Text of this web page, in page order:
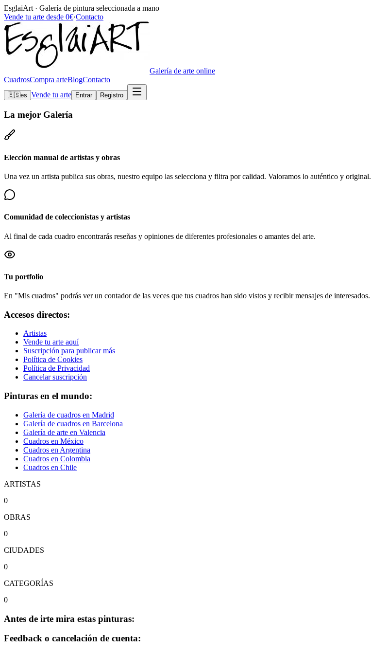
EsglaiArt · Galería de pintura seleccionada a mano
Vende tu arte desde 0€·Contacto
Galería de arte online
CuadrosCompra arteBlogContacto
🇪🇸es Vende tu arte Entrar Registro
La mejor Galería
Elección manual de artistas y obras
Una vez un artista publica sus obras, nuestro equipo las selecciona y filtra por calidad. Valoramos lo auténtico y original.
Comunidad de coleccionistas y artistas
Al final de cada cuadro encontrarás reseñas y opiniones de diferentes profesionales o amantes del arte.
Tu portfolio
En "Mis cuadros" podrás ver un contador de las veces que tus cuadros han sido vistos y recibir mensajes de interesados.
Accesos directos:
Artistas
Vende tu arte aquí
Suscripción para publicar más
Política de Cookies
Política de Privacidad
Cancelar suscripción
Pinturas en el mundo:
Galería de cuadros en Madrid
Galería de cuadros en Barcelona
Galería de arte en Valencia
Cuadros en México
Cuadros en Argentina
Cuadros en Colombia
Cuadros en Chile
ARTISTAS
0
OBRAS
0
CIUDADES
0
CATEGORÍAS
0
Antes de irte mira estas pinturas:
Feedback o cancelación de cuenta: